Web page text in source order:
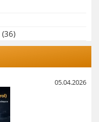
(36)
05.04.2026